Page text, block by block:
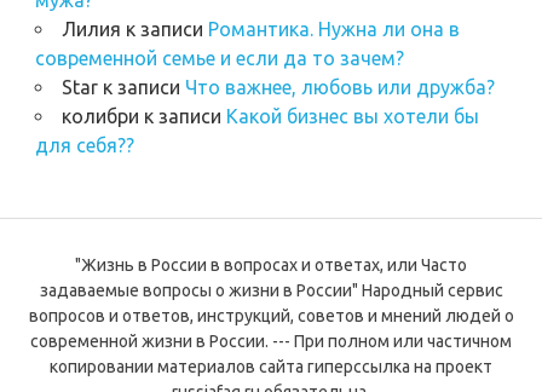
Лилия к записи Романтика. Нужна ли она в
современной семье и если да то зачем?
Starк записи Что важнее, любовь или дружба?
колибри к записи Какой бизнес вы хотели бы
для себя??
"Жизнь в России в вопросах и ответах, или Часто
задаваемые вопросы о жизни в России" Народный сервис
вопросов и ответов, инструкций, советов и мнений людей о
современной жизни в России. --- При полном или частичном
копировании материалов сайта гиперссылка на проект